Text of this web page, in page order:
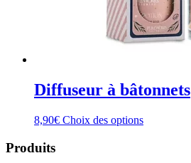
Diffuseur à bâtonnets
8,90€ Choix des optionsCe
Produits